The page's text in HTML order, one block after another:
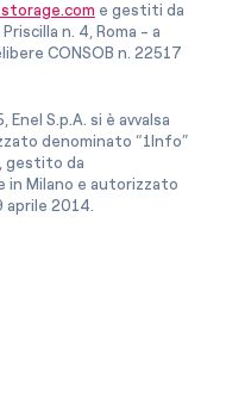
e gestiti da
n. 4, Roma - a
CONSOB n. 22517
S.p.A. si è avvalsa
denominato “1Info”
, gestito da
in Milano e autorizzato
aprile 2014.